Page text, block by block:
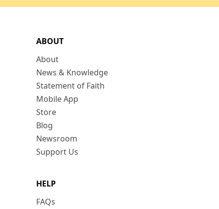
ABOUT
About
News & Knowledge
Statement of Faith
Mobile App
Store
Blog
Newsroom
Support Us
HELP
FAQs